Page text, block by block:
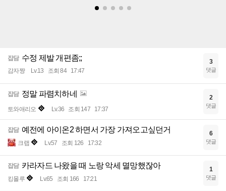
잡담 수정 제발 개편좀;;
감자쨩 Lv.13 조회 84 17:47
3
댓글
잡담 정말 파렴치하네
토와애리오 Lv.36 조회 147 17:37
2
댓글
잡담 예전에 아이온2 하면서 가장 가져오고싶던거
크랩 Lv.57 조회 126 17:32
6
댓글
잡담 카라자드 나왔을 때 노랑 악세 멸망했잖아
킹몰루 Lv.65 조회 166 17:21
1
댓글